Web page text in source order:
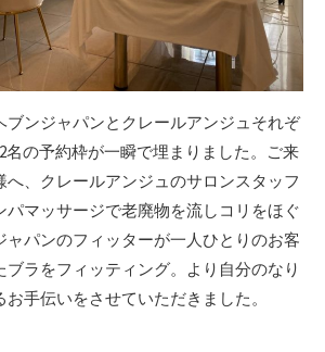
ブンジャパンとクレールアンジュそれぞ
名の予約枠が一瞬で埋まりました。ご来
へ、クレールアンジュのサロンスタッフ
パマッサージで老廃物を流しコリをほぐ
ャパンのフィッターが一人ひとりのお客
ラをフィッティング。より自分のなり
手伝いをさせていただきました。